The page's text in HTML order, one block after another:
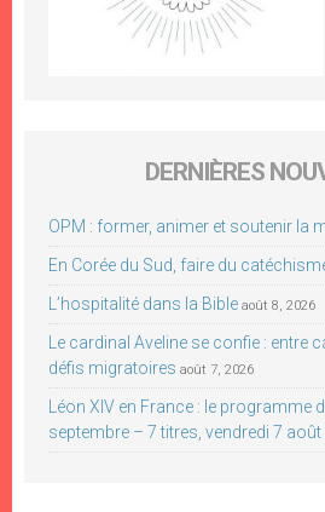
DERNIÈRES
OPM : former, animer et soutenir la
En Corée du Sud, faire du
L’hospitalité dans la Bible août 8, 2026
Le cardinal Aveline se confie : entre
défis migratoires août 7, 2026
Léon XIV en France : le programme
septembre – 7 titres, vendredi 7 août